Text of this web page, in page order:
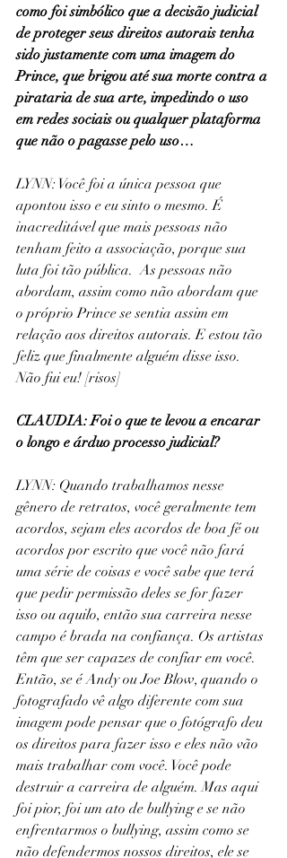
como foi simbólico que a decisão judicial
de proteger seus direitos autorais tenha
sido justamente com uma imagem do
Prince, que brigou até sua morte contra a
pirataria de sua arte, impedindo o uso
em redes sociais ou qualquer plataforma
que não o pagasse pelo uso…
LYNN: Você foi a única pessoa que
apontou isso e eu sinto o mesmo. É
inacreditável que mais pessoas não
tenham feito a associação, porque sua
luta foi tão pública.  As pessoas não
abordam, assim como não abordam que
o próprio Prince se sentia assim em
relação aos direitos autorais. E estou tão
feliz que finalmente alguém disse isso.
Não fui eu! [risos]
CLAUDIA: Foi o que te levou a encarar
o longo e árduo processo judicial?
LYNN: Quando trabalhamos nesse
gênero de retratos, você geralmente tem
acordos, sejam eles acordos de boa fé ou
acordos por escrito que você não fará
uma série de coisas e você sabe que terá
que pedir permissão deles se for fazer
isso ou aquilo, então sua carreira nesse
campo é brada na confiança. Os artistas
têm que ser capazes de confiar em você.
Então, se é Andy ou Joe Blow, quando o
fotografado vê algo diferente com sua
imagem pode pensar que o fotógrafo deu
os direitos para fazer isso e eles não vão
mais trabalhar com você. Você pode
destruir a carreira de alguém. Mas aqui
foi pior, foi um ato de bullying e se não
enfrentarmos o bullying, assim como se
não defendermos nossos direitos, ele se